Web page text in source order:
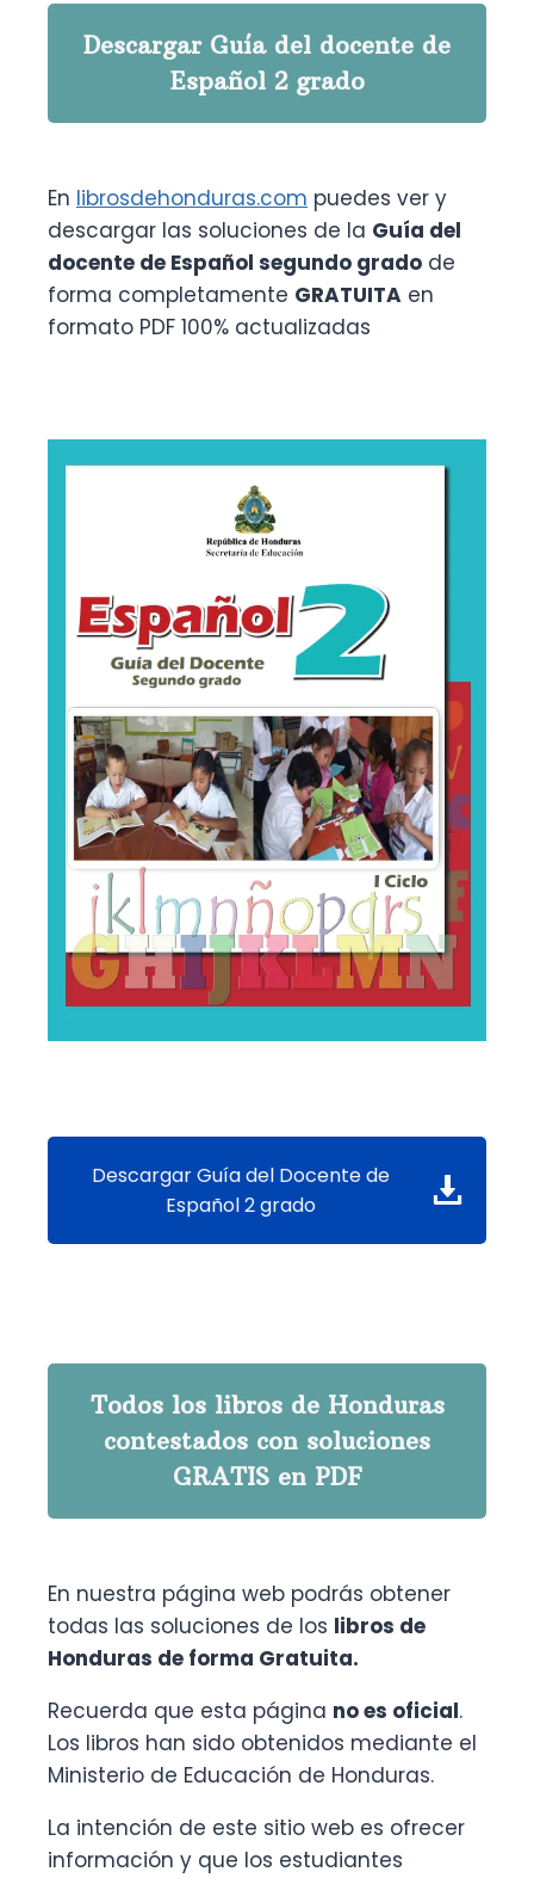
Descargar Guía del docente de
Español 2 grado
En librosdehonduras.com puedes ver y
descargar las soluciones de la Guía del
docente de Español segundo grado de
forma completamente GRATUITA en
formato PDF 100% actualizadas
Descargar Guía del Docente de
Español 2 grado
Todos los libros de Honduras
contestados con soluciones
GRATIS en PDF
En nuestra página web podrás obtener
todas las soluciones de los libros de
Honduras de forma Gratuita.
Recuerda que esta página no es oficial.
Los libros han sido obtenidos mediante el
Ministerio de Educación de Honduras.
La intención de este sitio web es ofrecer
información y que los estudiantes